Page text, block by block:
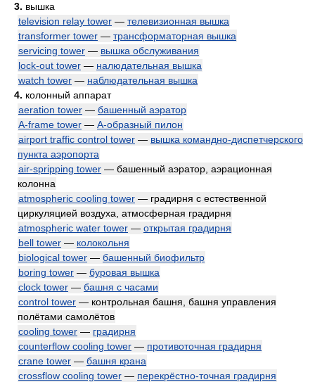
3. вышка
television relay tower — телевизионная вышка
transformer tower — трансформаторная вышка
servicing tower — вышка обслуживания
lock-out tower — налюдательная вышка
watch tower — наблюдательная вышка
4. колонный аппарат
aeration tower — башенный аэратор
A-frame tower — А-образный пилон
airport traffic control tower — вышка командно-диспетчерского
пункта аэропорта
air-spripping tower — башенный аэратор, аэрационная
колонна
atmospheric cooling tower — градирня с естественной
циркуляцией воздуха, атмосферная градирня
atmospheric water tower — открытая градирня
bell tower — колокольня
biological tower — башенный биофильтр
boring tower — буровая вышка
clock tower — башня с часами
control tower — контрольная башня, башня управления
полётами самолётов
cooling tower — градирня
counterflow cooling tower — противоточная градирня
crane tower — башня крана
crossflow cooling tower — перекрёстно-точная градирня